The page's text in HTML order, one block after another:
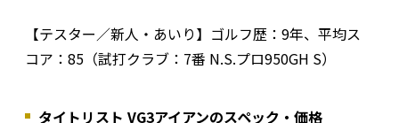
【テスター／新人・あいり】ゴルフ歴：9年、平均ス
コア：85（試打クラブ：7番 N.S.プロ950GH S）
タイトリスト VG3アイアンのスペック・価格